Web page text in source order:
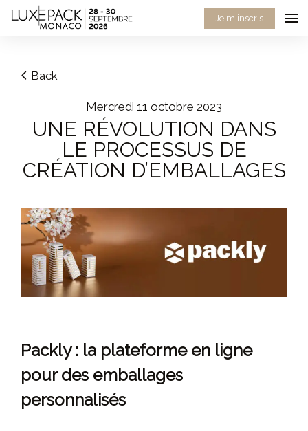
Consent choices
Je m'inscris
Back
mercredi 11 octobre 2023
UNE RÉVOLUTION DANS
LE PROCESSUS DE
CRÉATION D’EMBALLAGES
Packly : la plateforme en ligne
pour des emballages
personnalisés